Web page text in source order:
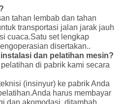
tahan lembab dan tahan
transportasi jalan jarak jauh
cuaca.Satu set lengkap
disertakan..
dan pelatihan mesin?
di pabrik kami secara
(insinyur) ke pabrik Anda
harus membayar